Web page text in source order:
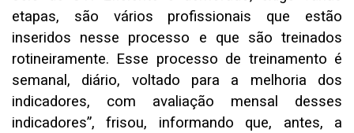
etapas, são vários profissionais que estão
inseridos nesse processo e que são treinados
rotineiramente. Esse processo de treinamento é
semanal, diário, voltado para a melhoria dos
indicadores, com avaliação mensal desses
indicadores”, frisou, informando que, antes, a